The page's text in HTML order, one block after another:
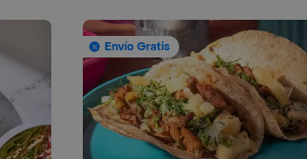
Envío Gratis